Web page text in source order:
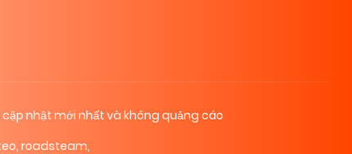
nhật mới nhất và không quảng cáo
, roadsteam,